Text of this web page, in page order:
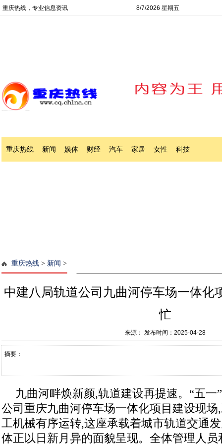
重庆热线，专业信息资讯 8/7/2026 星期五
重庆热线 新闻 娱体 财经 汽车 家居 女性 科技
重庆热线 > 新闻 >
中建八局轨道公司九曲河停车场一体化
忙
来源： 发布时间：2025-04-28
摘要：
九曲河畔焕新颜,轨道建设再提速。“五一
公司重庆九曲河停车场一体化项目建设现
工机械有序运转,这座承载着城市轨道交通
体正以日新月异的面貌呈现。全体管理人